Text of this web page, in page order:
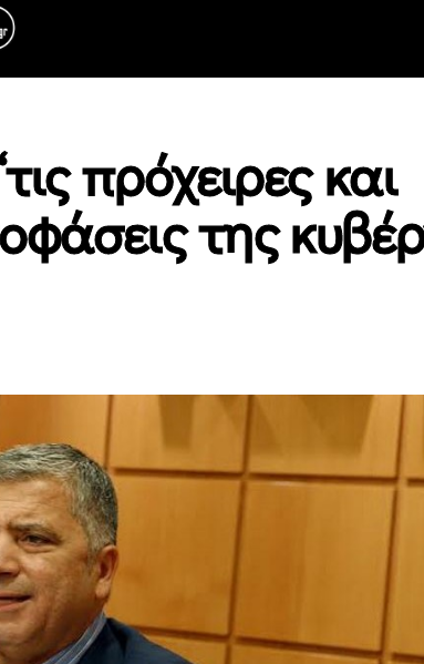
πρόχειρες και
της